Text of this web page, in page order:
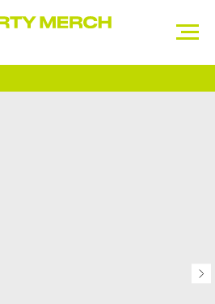
МЕНЕДЖЕР НАПРАВИТ ВАМ
НА ОПЛАТУ